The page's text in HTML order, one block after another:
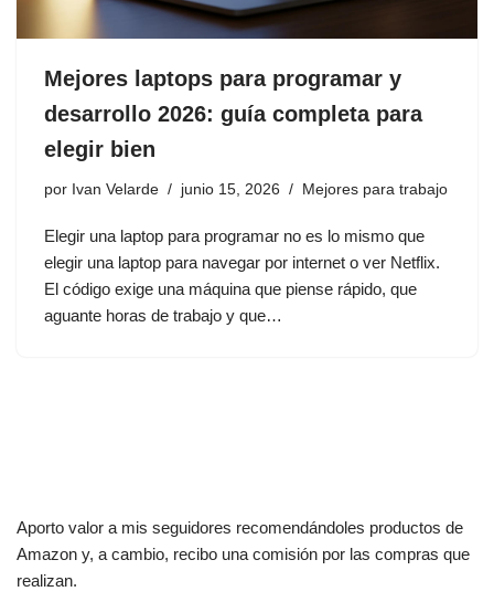
Mejores laptops para programar y
desarrollo 2026: guía completa para
elegir bien
por Ivan Velarde junio 15, 2026 Mejores para trabajo
Elegir una laptop para programar no es lo mismo que
elegir una laptop para navegar por internet o ver Netflix.
El código exige una máquina que piense rápido, que
aguante horas de trabajo y que…
Aporto valor a mis seguidores recomendándoles productos de
Amazon y, a cambio, recibo una comisión por las compras que
realizan.